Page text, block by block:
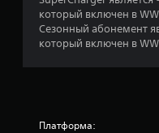
который включен в
Сезонный абонемент
который включен в
Платформа: